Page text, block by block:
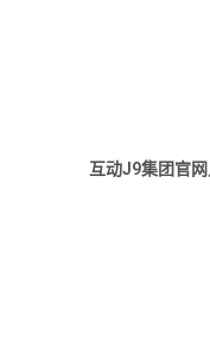
互动J9集团官